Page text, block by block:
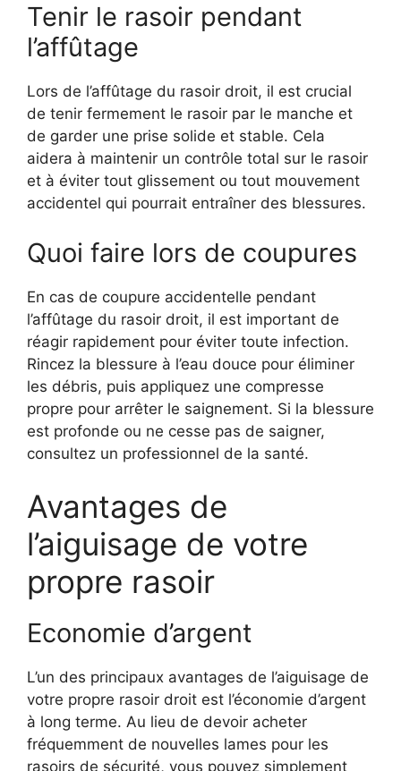
Tenir le rasoir pendant
l’affûtage
Lors de l’affûtage du rasoir droit, il est crucial
de tenir fermement le rasoir par le manche et
de garder une prise solide et stable. Cela
aidera à maintenir un contrôle total sur le rasoir
et à éviter tout glissement ou tout mouvement
accidentel qui pourrait entraîner des blessures.
Quoi faire lors de coupures
En cas de coupure accidentelle pendant
l’affûtage du rasoir droit, il est important de
réagir rapidement pour éviter toute infection.
Rincez la blessure à l’eau douce pour éliminer
les débris, puis appliquez une compresse
propre pour arrêter le saignement. Si la blessure
est profonde ou ne cesse pas de saigner,
consultez un professionnel de la santé.
Avantages de
l’aiguisage de votre
propre rasoir
Economie d’argent
L’un des principaux avantages de l’aiguisage de
votre propre rasoir droit est l’économie d’argent
à long terme. Au lieu de devoir acheter
fréquemment de nouvelles lames pour les
rasoirs de sécurité, vous pouvez simplement